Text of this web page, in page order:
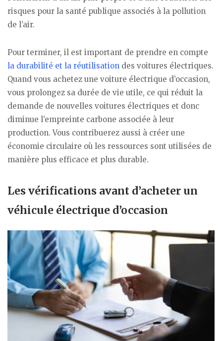
risques pour la santé publique associés à la pollution
de l’air.
Pour terminer, il est important de prendre en compte
la durabilité et la réutilisation des voitures électriques.
Quand vous achetez une voiture électrique d’occasion,
vous prolongez sa durée de vie utile, ce qui réduit la
demande de nouvelles voitures électriques et donc
diminue l’empreinte carbone associée à leur
production. Vous contribuerez aussi à créer une
économie circulaire où les ressources sont utilisées de
manière plus efficace et plus durable.
Les vérifications avant d’acheter un
véhicule électrique d’occasion